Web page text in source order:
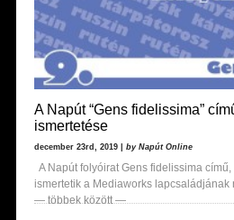
A Napút “Gens fidelissima”
ismertetése
december 23rd, 2019 | by Napút Online
A Napút folyóirat Gens fidelissima
ismertetik a Mediaworks lapcsaládjának
— többek között —